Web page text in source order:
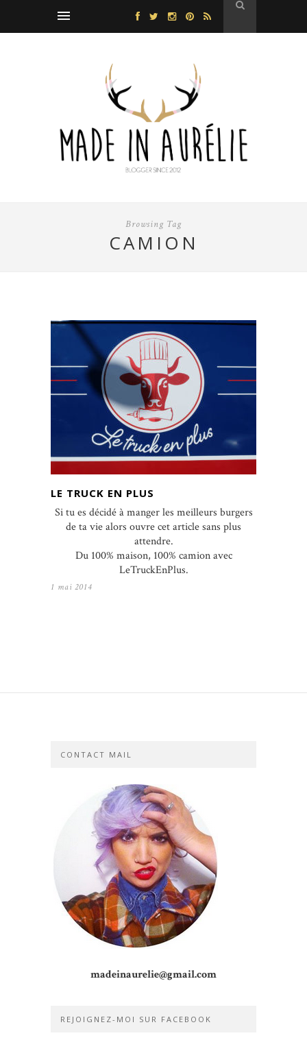
Browsing Tag
CAMION
LE TRUCK EN PLUS
Si tu es décidé à manger les meilleurs burgers
de ta vie alors ouvre cet article sans plus
attendre.
Du 100% maison, 100% camion avec
LeTruckEnPlus.
1 mai 2014
CONTACT MAIL
madeinaurelie@gmail.com
REJOIGNEZ-MOI SUR FACEBOOK